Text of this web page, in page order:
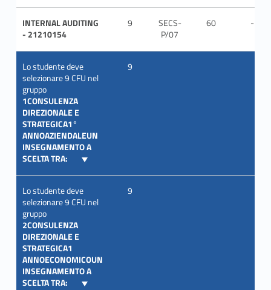
INTERNAL AUDITING
- 21210154
9
SECS-
P/07
60 -
Lo studente deve
selezionare 9 CFU nel
gruppo
1CONSULENZA
DIREZIONALE E
STRATEGICA1°
ANNOAZIENDALEUN
INSEGNAMENTO A
SCELTA TRA:
9
Lo studente deve
selezionare 9 CFU nel
gruppo
2CONSULENZA
DIREZIONALE E
STRATEGICA1
ANNOECONOMICOUN
INSEGNAMENTO A
SCELTA TRA:
9